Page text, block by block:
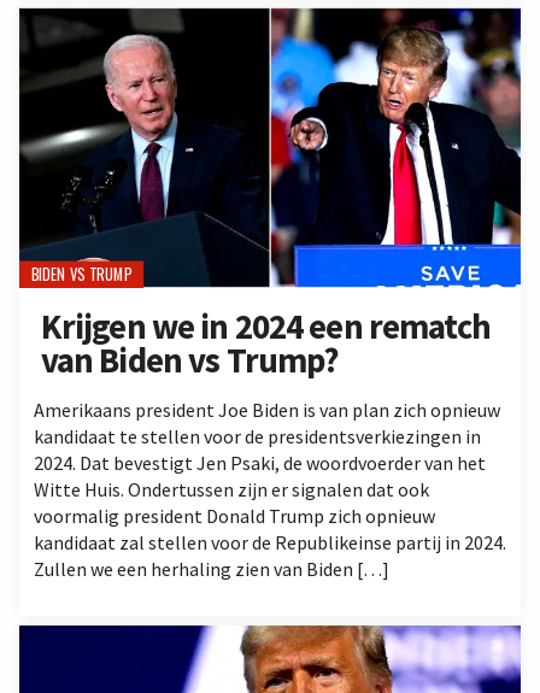
BIDEN VS TRUMP
Krijgen we in 2024 een rematch
van Biden vs Trump?
Amerikaans president Joe Biden is van plan zich opnieuw
kandidaat te stellen voor de presidentsverkiezingen in
2024. Dat bevestigt Jen Psaki, de woordvoerder van het
Witte Huis. Ondertussen zijn er signalen dat ook
voormalig president Donald Trump zich opnieuw
kandidaat zal stellen voor de Republikeinse partij in 2024.
Zullen we een herhaling zien van Biden […]